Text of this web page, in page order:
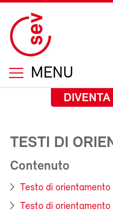
MENU
TESTI DI
Contenuto
Testo di
Testo di